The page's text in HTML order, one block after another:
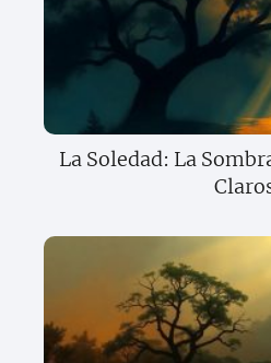
La Soledad: La